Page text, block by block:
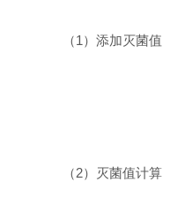
（1 ）添加灭菌值
（2）灭菌值计算